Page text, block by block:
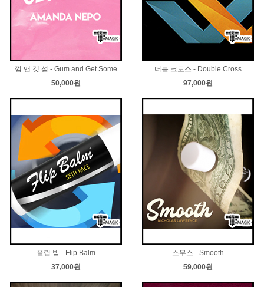
껌 앤 겟 섬 - Gum and Get Some
50,000원
더블 크로스 - Double Cross
97,000원
플립 밤 - Flip Balm
37,000원
스무스 - Smooth
59,000원